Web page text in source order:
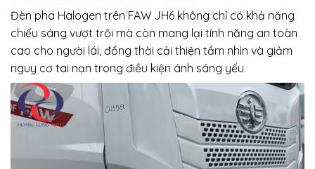
Đèn pha Halogen trên FAW JH6 không chỉ có khả năng
chiếu sáng vượt trội mà còn mang lại tính năng an toàn
cao cho người lái, đồng thời cải thiện tầm nhìn và giảm
nguy cơ tai nạn trong điều kiện ánh sáng yếu.